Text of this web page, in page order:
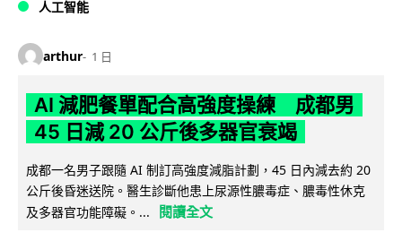
人工智能
arthur 1 日
AI 減肥餐單配合高強度操練 成都男
45 日減 20 公斤後多器官衰竭
成都一名男子跟隨 AI 制訂高強度減脂計劃，45 日內減去約 20
公斤後昏迷送院。醫生診斷他患上尿源性膿毒症、膿毒性休克
及多器官功能障礙。...
閱讀全文